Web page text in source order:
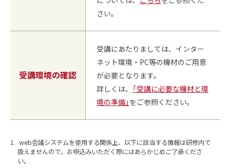
さい。
受講環境の確認
受講にあたりましては、インター
ネット環境・PC等の機材のご用意
が必要となります。
詳しくは、 「受講に必要な機材と環
境の準備」 をご参照ください。
1. web会議システムを使用する関係上、以下に該当する情報は研修内で
扱えませんので、お申込みいただく際にはあらかじめご了承くださ
い。